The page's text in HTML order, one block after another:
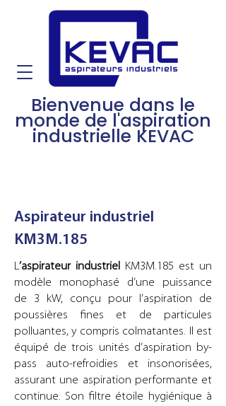
Bienvenue dans le
monde de l'aspiration
industrielle KEVAC
Aspirateur industriel
KM3M.185
L’aspirateur industriel
KM3M.185 est un
modèle monophasé d’une puissance
de 3 kW, conçu pour l’aspiration de
poussières fines et de particules
polluantes, y compris colmatantes. Il est
équipé de trois unités d’aspiration by-
pass auto-refroidies et insonorisées,
assurant une aspiration performante et
continue. Son filtre étoile hygiénique à